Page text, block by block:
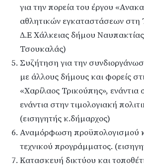
για την πορεία του έργου
αθλητικών εγκαταστάσεων στη
Δ.Ε Χάλκειας δήμου
Τσουκαλάς)
Συζήτηση για την
με άλλους δήμους και φορείς
«Χαρίλαος Τρικούπης», ενάντια
ενάντια στην τιμολογιακή
(εισηγητής κ.δήμαρχος)
Αναμόρφωση προϋπολογισμού
τεχνικού προγράμματος.
Κατασκευή δικτύου και